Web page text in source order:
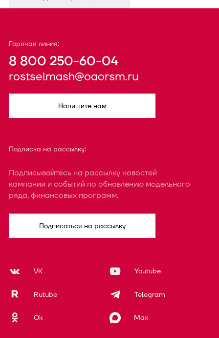
Горячая линия:
8 800 250-60-04
rostselmash@oaorsm.ru
Напишите нам
Подписка на рассылку:
Подписывайтесь на рассылку новостей
компании и событий по обновлению модельного
ряда, финансовых программ.
Подписаться на рассылку
VK Youtube
Rutube Telegram
Ok Max